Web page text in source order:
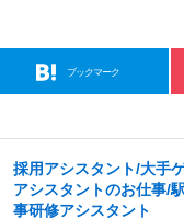
ブックマーク
採用アシスタント/大手
アシスタントのお仕事/
事研修アシスタント